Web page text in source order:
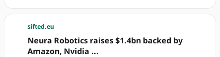
sifted.eu
Neura Robotics raises $1.4bn backed by
Amazon, Nvidia ...